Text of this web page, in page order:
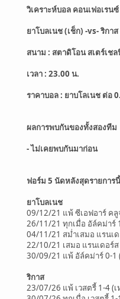
วิเคราะห์บอล คอนเฟอเรน
ยาโบลเนช (เช็ก) -vs- ริกา
สนาม : สตาดิโอน สเตร์เชล
เวลา : 23.00 น.
ราคาบอล : ยาบโลเนช ต่อ
ผลการพบกันของทั้งสองทีม
- ไม่เคยพบกันมาก่อน
ฟอร์ม 5 นัดหลังสุดรายการนี้
ยาโบลเนช
09/12/21 แพ้ ซีเอฟอาร์ คลู
26/11/21 ทุกเมื่อ อัล์คม่าร์
04/11/21 สม่ำเสมอ แรนเ
22/10/21 เสมอ แรนเดอร์ส
30/09/21 แพ้ อัล์คม่าร์ 0-1
ริกาส
23/07/26 แพ้ เวสตรี้ 1-4 (เ